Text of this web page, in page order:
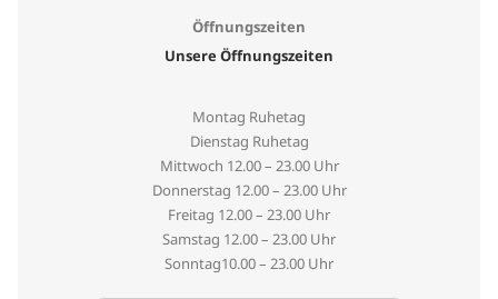
Öffnungszeiten
Unsere Öffnungszeiten
Montag Ruhetag
Dienstag Ruhetag
Mittwoch 12.00 – 23.00 Uhr
Donnerstag 12.00 – 23.00 Uhr
Freitag 12.00 – 23.00 Uhr
Samstag 12.00 – 23.00 Uhr
Sonntag10.00 – 23.00 Uhr